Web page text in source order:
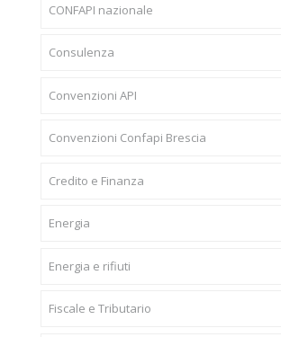
CONFAPI nazionale
Consulenza
Convenzioni API
Convenzioni Confapi Brescia
Credito e Finanza
Energia
Energia e rifiuti
Fiscale e Tributario